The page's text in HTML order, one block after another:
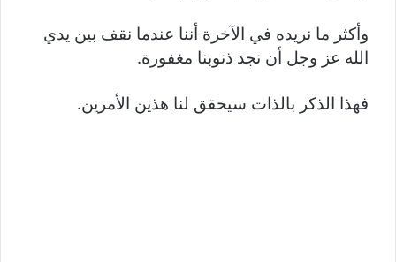
وأكثر ما نريده في الآخرة أننا عندما نقف بين يدي
الله عز وجل أن نجد ذنوبنا مغفورة.
فهذا الذكر بالذات سيحقق لنا هذين الأمرين.